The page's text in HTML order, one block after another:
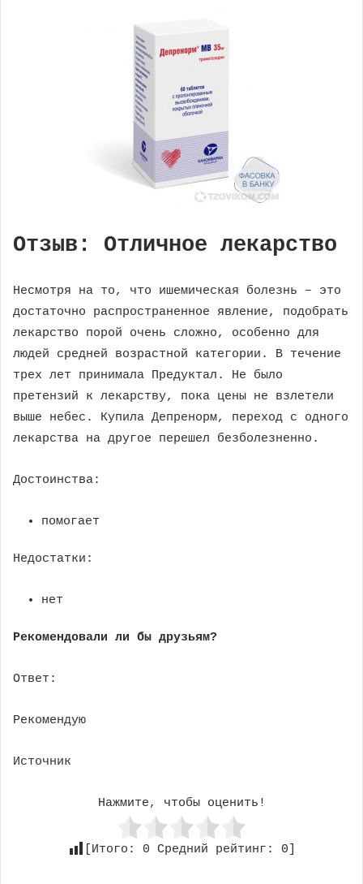
Отзыв: Отличное лекарство
Несмотря на то, что ишемическая болезнь – это
достаточно распространенное явление, подобрать
лекарство порой очень сложно, особенно для
людей средней возрастной категории. В течение
трех лет принимала Предуктал. Не было
претензий к лекарству, пока цены не взлетели
выше небес. Купила Депренорм, переход с одного
лекарства на другое перешел безболезненно.
Достоинства:
помогает
Недостатки:
нет
Рекомендовали ли бы друзьям?
Ответ:
Рекомендую
Источник
Нажмите, чтобы оценить!
[Итого: 0 Средний рейтинг: 0